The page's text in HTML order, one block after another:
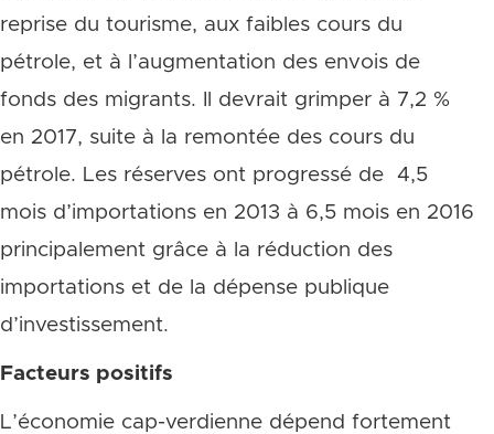
reprise du tourisme, aux faibles cours du
pétrole, et à l’augmentation des envois de
fonds des migrants. Il devrait grimper à 7,2 %
en 2017, suite à la remontée des cours du
pétrole. Les réserves ont progressé de 4,5
mois d’importations en 2013 à 6,5 mois en 2016
principalement grâce à la réduction des
importations et de la dépense publique
d’investissement.
Facteurs positifs
L’économie cap-verdienne dépend fortement